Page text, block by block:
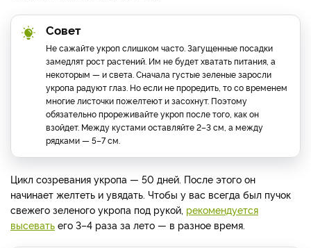
Совет
Не сажайте укроп слишком часто. Загущенные посадки
замедлят рост растений. Им не будет хватать питания, а
некоторым — и света. Сначала густые зеленые заросли
укропа радуют глаз. Но если не проредить, то со временем
многие листочки пожелтеют и засохнут. Поэтому
обязательно прореживайте укроп после того, как он
взойдет. Между кустами оставляйте 2–3 см, а между
рядками — 5–7 см.
Цикл созревания укропа — 50 дней. После этого он
начинает желтеть и увядать. Чтобы у вас всегда был пучок
свежего зеленого укропа под рукой, рекомендуется
высевать его 3–4 раза за лето — в разное время.